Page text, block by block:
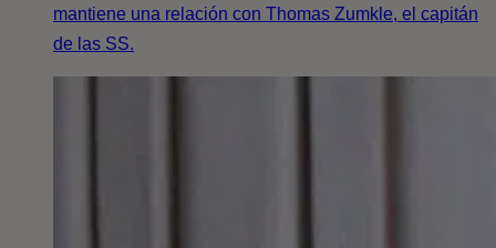
mantiene una relación con Thomas Zumkle, el capitán
de las SS.